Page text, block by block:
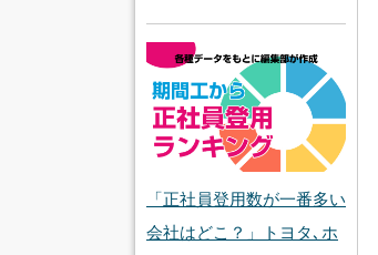
「正社員登用数が一番多い
会社はどこ？」トヨタ､ホ